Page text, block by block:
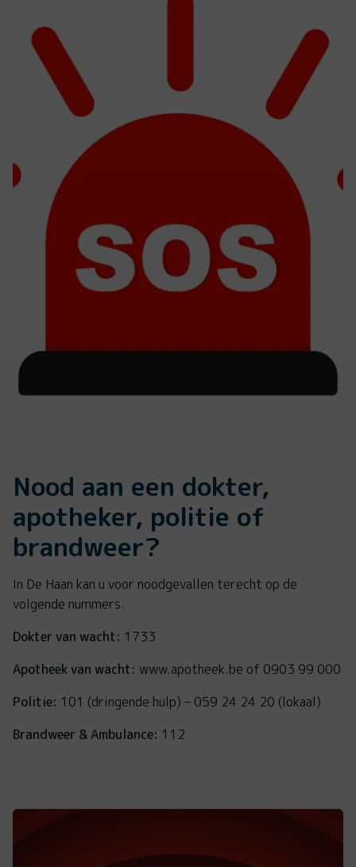
Nood aan een dokter,
apotheker, politie of
brandweer?
In De Haan kan u voor noodgevallen terecht op de
volgende nummers.
Dokter van wacht: 1733
Apotheek van wacht: www.apotheek.be of 0903 99 000
Politie: 101 (dringende hulp) – 059 24 24 20 (lokaal)
Brandweer & Ambulance: 112